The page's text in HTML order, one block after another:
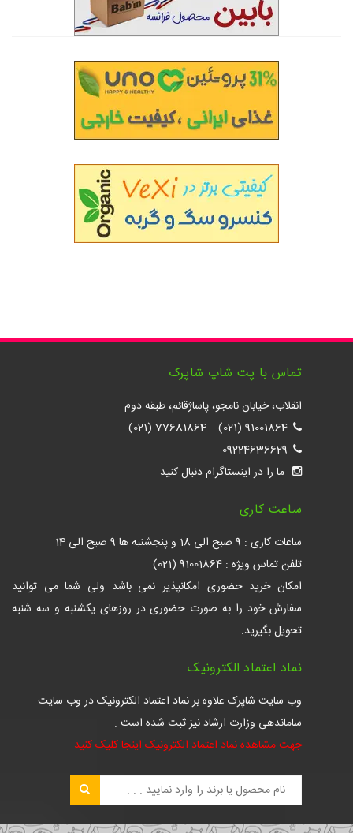
تماس با پت شاپ شاپرک
انقلاب، خیابان نامجو، پاساژقائم، طبقه دوم
91001864 (021)
–
77681864 (021)
09224636629
ما را در اینستاگرام دنبال کنید
ساعت کاری
ساعات کاری : 9 صبح الی 18 و پنجشنبه ها 9 صبح الی 14
تلفن تماس ویژه : 91001864 (021)
امکان خرید حضوری امکانپذیر نمی باشد ولی شما می توانید
سفارش خود را به صورت حضوری در روزهای یکشنبه و سه شنبه
تحویل بگیرید.
نماد اعتماد الکترونیک
وب سایت شاپرک علاوه بر نماد اعتماد الکترونیک در وب سایت
ساماندهی وزارت ارشاد نیز ثبت شده است .
جهت مشاهده نماد اعتماد الکترونیک اینجا کلیک کنید